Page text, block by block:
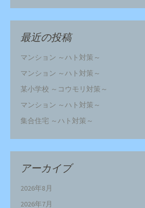
最近の投稿
マンション ～ハト対策～
マンション ～ハト対策～
某小学校 ～コウモリ対策～
マンション ～ハト対策～
集合住宅 ～ハト対策～
アーカイブ
2026年8月
2026年7月